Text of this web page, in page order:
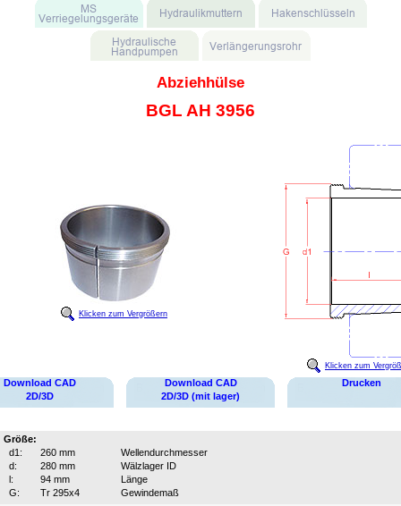
Abziehhülse
BGL AH 3956
Klicken zum Vergrößern
Klicken zum
Download CAD
2D/3D
Download CAD
2D/3D (mit lager)
Drucken
Größe:
d1:
260 mm
Wellendurchmesser
d:
280 mm
Wälzlager ID
l:
94 mm
Länge
G:
Tr 295x4
Gewindemaß